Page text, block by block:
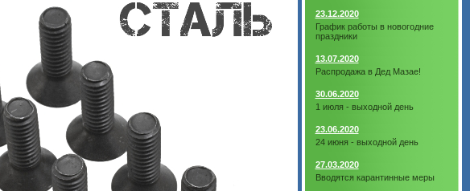
23.12.2020
График работы в новогодние
праздники
13.07.2020
Распродажа в Дед Мазае!
30.06.2020
1 июля - выходной день
23.06.2020
24 июня - выходной день
27.03.2020
Вводятся карантинные меры